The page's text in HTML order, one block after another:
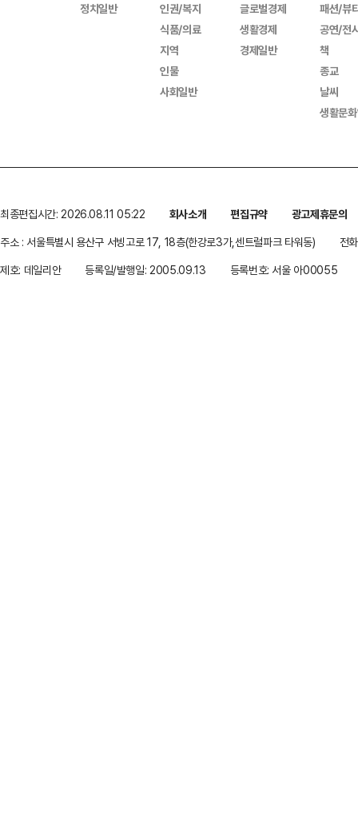
정치일반
인권/복지
식품/의료
지역
인물
사회일반
글로벌경제
생활경제
경제일반
패션/뷰
공연/전
책
종교
날씨
생활문
최종편집시간: 2026.08.11 05:22 회사소개 편집규약
광고제휴문의
주소 : 서울특별시 용산구 서빙고로 17, 18층(한강로3가,센트럴파크 타워동)
전
제호: 데일리안
등록일/발행일: 2005.09.13 등록번호: 서울 아00055